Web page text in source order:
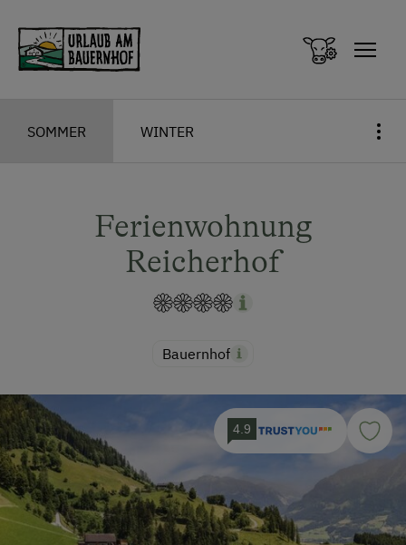
SOMMER WINTER
Ferienwohnung
Reicherhof
Bauernhof
4.9